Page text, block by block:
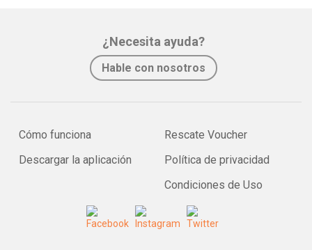
¿Necesita ayuda?
Hable con nosotros
Cómo funciona
Descargar la aplicación
Rescate Voucher
Política de privacidad
Condiciones de Uso